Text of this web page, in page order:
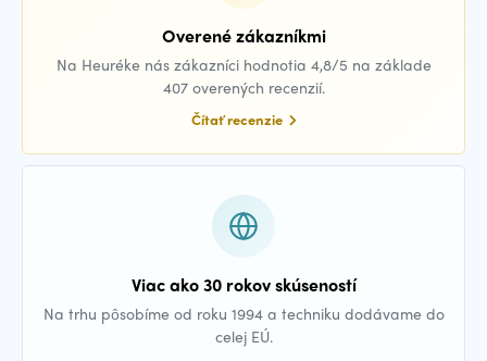
Overené zákazníkmi
Na Heuréke nás zákazníci hodnotia 4,8/5 na základe
407 overených recenzií.
Čítať recenzie
Viac ako 30 rokov skúseností
Na trhu pôsobíme od roku 1994 a techniku dodávame do
celej EÚ.